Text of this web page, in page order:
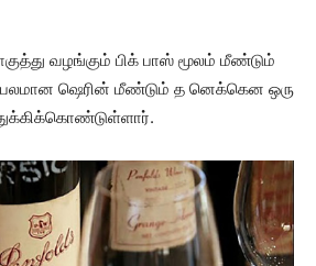
வழங்கும் பிக் பாஸ் மூலம் மீண்டும்
ஷெரின் மீண்டும் த னெக்கென ஒரு